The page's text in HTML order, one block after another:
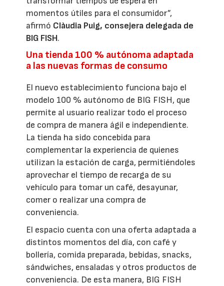
momentos útiles para el consumidor”,
afirmó Clàudia Puig, consejera delegada de
BIG FISH.
Una tienda 100 % autónoma adaptada
a las nuevas formas de consumo
El nuevo establecimiento funciona bajo el
modelo 100 % autónomo de BIG FISH, que
permite al usuario realizar todo el proceso
de compra de manera ágil e independiente.
La tienda ha sido concebida para
complementar la experiencia de quienes
utilizan la estación de carga, permitiéndoles
aprovechar el tiempo de recarga de su
vehículo para tomar un café, desayunar,
comer o realizar una compra de
conveniencia.
El espacio cuenta con una oferta adaptada a
distintos momentos del día, con café y
bollería, comida preparada, bebidas, snacks,
sándwiches, ensaladas y otros productos de
conveniencia. De esta manera, BIG FISH